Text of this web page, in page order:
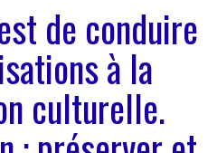
de conduire
à la
culturelle.